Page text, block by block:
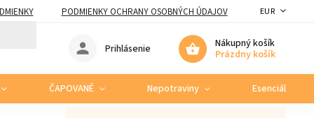
PODMIENKY OCHRANY OSOBNÝCH ÚDAJOV EUR
Nákupný košík
Prázdny košík
Prihlásenie
ČAPOVANÉ Nepotraviny Esenciálne